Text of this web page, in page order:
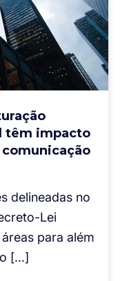
têm impacto
delineadas no
Lei
para além
[…]